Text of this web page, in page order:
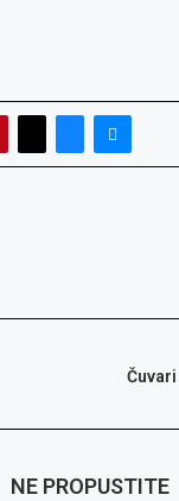
NE PROPUSTITE